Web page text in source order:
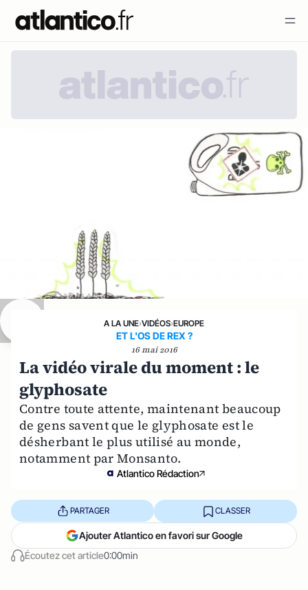
A LA UNE›VIDÉOS›EUROPE
ET L'OS DE REX ?
16 mai 2016
La vidéo virale du moment : le
glyphosate
Contre toute attente, maintenant beaucoup
de gens savent que le glyphosate est le
désherbant le plus utilisé au monde,
notamment par Monsanto.
Atlantico Rédaction
Écoutez cet article0:00min
PARTAGER CLASSER
Ajouter Atlantico en favori sur Google